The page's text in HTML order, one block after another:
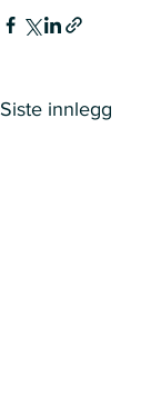
Siste innlegg